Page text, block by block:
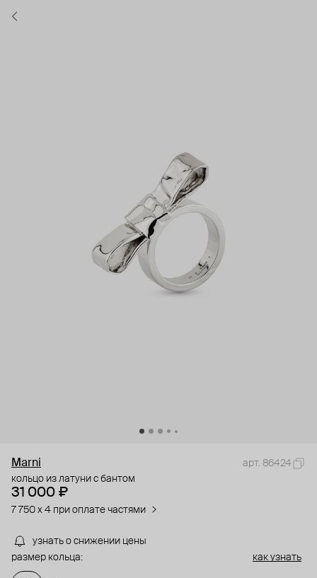
Marni
арт. 86424
кольцо из латуни с бантом
31 000 ₽
7 750 x 4 при оплате частями
узнать о снижении цены
размер кольца:
как узнать